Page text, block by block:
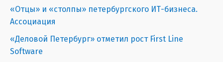
«Отцы» и «столпы» петербургского ИТ-бизнеса.
Ассоциация
«Деловой Петербург» отметил рост First Line
Software